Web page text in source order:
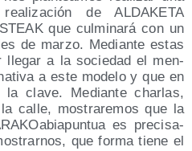
de ALDAKETA
que cul­mi­na­rá con un
de mar­zo. Median­te estas
lle­gar a la socie­dad el men­
a este mode­lo y que en
cla­ve. Median­te char­las,
calle, mos­tra­re­mos que la
es pre­ci­sa­
que for­ma tie­ne el